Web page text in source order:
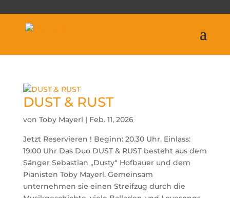
DUST & RUST
von Toby Mayerl | Feb. 11, 2026
Jetzt Reservieren ! Beginn: 20.30 Uhr, Einlass:
19:00 Uhr Das Duo DUST & RUST besteht aus dem
Sänger Sebastian „Dusty“ Hofbauer und dem
Pianisten Toby Mayerl. Gemeinsam
unternehmen sie einen Streifzug durch die